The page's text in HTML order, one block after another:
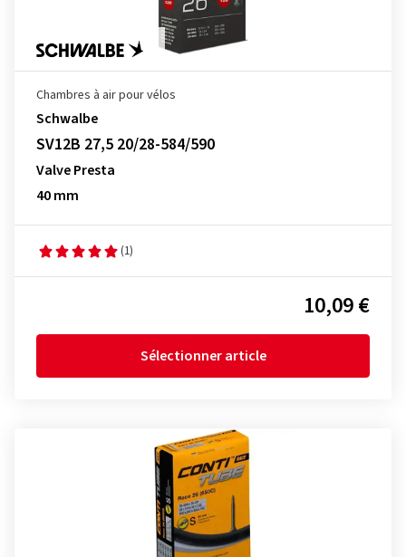
Chambres à air pour vélos
Schwalbe
SV12B 27,5 20/28-584/590
Valve Presta
40 mm
(1)
10,09 €
Sélectionner article